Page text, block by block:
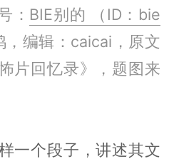
： BIE别的 （ID：bie
，编辑：caicai，原文
片回忆录》，题图来
一个段子，讲述其文